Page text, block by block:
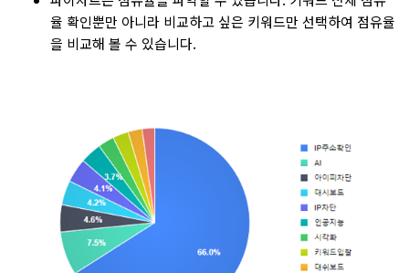
율 확인뿐만 아니라 비교하고 싶은 키워드만 선택하여 점유율
을 비교해 볼 수 있습니다.